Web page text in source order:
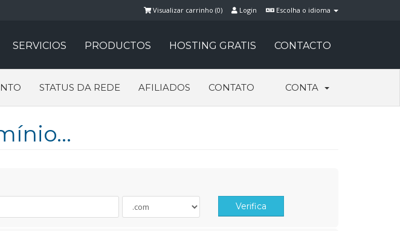
Escolha o idioma
Login
Visualizar carrinho (0)
SERVICIOS PRODUCTOS HOSTING GRATIS CONTACTO
STATUS DA REDE AFILIADOS CONTATO CONTA
Verifica